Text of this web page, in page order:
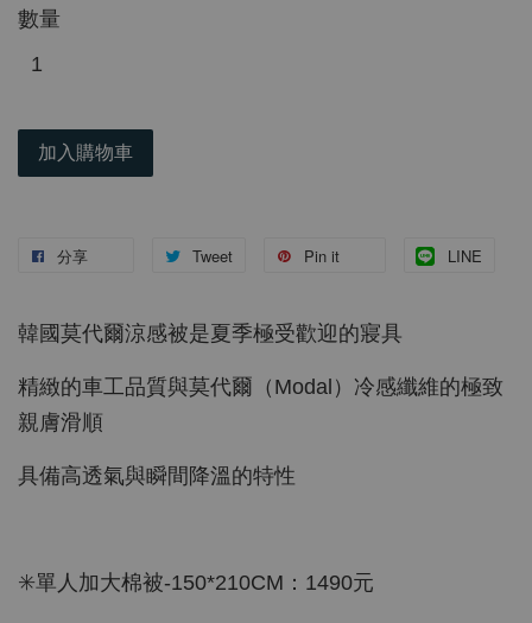
數量
加入購物車
分享 Tweet Pin it LINE
韓國莫代爾涼感被是夏季極受歡迎的寢具
精緻的車工品質與莫代爾（Modal）冷感纖維的極致
親膚滑順
具備高透氣與瞬間降溫的特性
✳️單人加大棉被-150*210CM：1490元